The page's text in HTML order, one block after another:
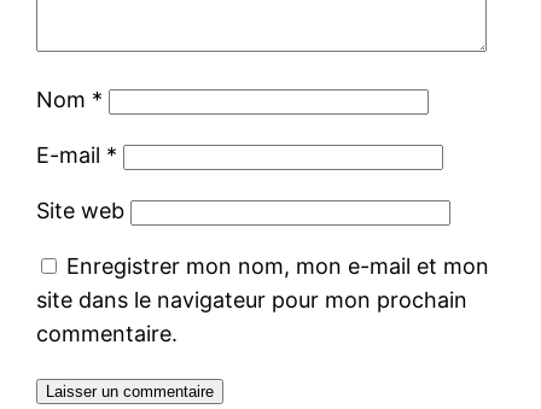
Nom *
E-mail *
Site web
Enregistrer mon nom, mon e-mail et mon
site dans le navigateur pour mon prochain
commentaire.